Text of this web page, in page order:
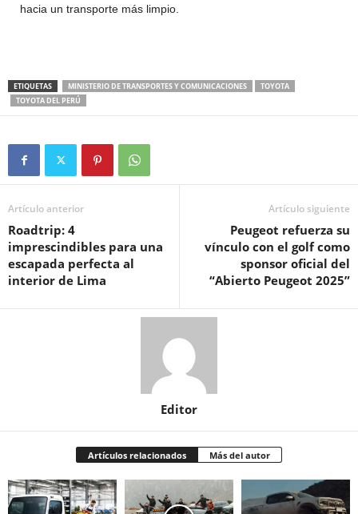
hacia un transporte más limpio.
ETIQUETAS MINISTERIO DE TRANSPORTES Y COMUNICACIONES
TOYOTA
TOYOTA DEL PERÚ
Artículo anterior
Roadtrip: 4
imprescindibles para una
escapada perfecta al
interior de Lima
Artículo siguiente
Peugeot refuerza su
vínculo con el golf como
sponsor oficial del
“Abierto Peugeot 2025”
Editor
Artículos relacionados Más del autor